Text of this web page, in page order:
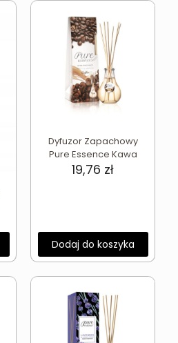
Dyfuzor Zapachowy
Pure Essence Kawa
19,76 zł
Dodaj do koszyka